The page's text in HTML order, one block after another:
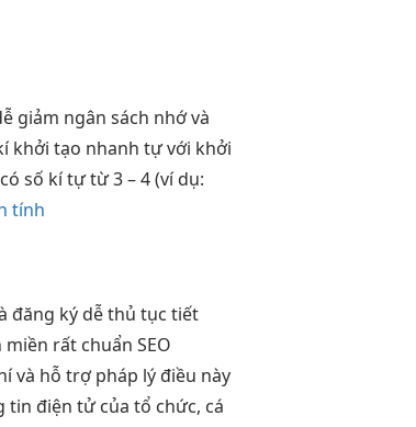
giảm ngân sách nhớ và
khởi tạo nhanh tự với khởi
số kí tự từ 3 – 4 (ví dụ:
tính
đăng ký dễthủ tụctiết
miền rất chuẩn SEO
và hỗ trợ pháp lý điều này
tin điện tử của tổ chức, cá